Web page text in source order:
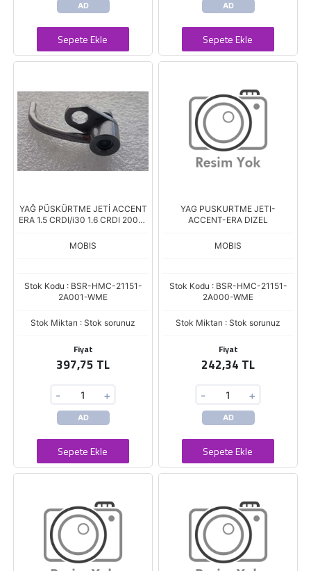
AD
Sepete Ekle
AD
Sepete Ekle
YAĞ PÜSKÜRTME JETİ ACCENT
ERA 1.5 CRDI/i30 1.6 CRDI 2007-
>/CERATO 1.5 CRDI 2004
MOBIS
Stok Kodu : BSR-HMC-21151-
2A001-WME
Stok Miktarı : Stok sorunuz
Fiyat
397,75 TL
- +
AD
Sepete Ekle
YAG PUSKURTME JETI-
ACCENT-ERA DIZEL
MOBIS
Stok Kodu : BSR-HMC-21151-
2A000-WME
Stok Miktarı : Stok sorunuz
Fiyat
242,34 TL
- +
AD
Sepete Ekle